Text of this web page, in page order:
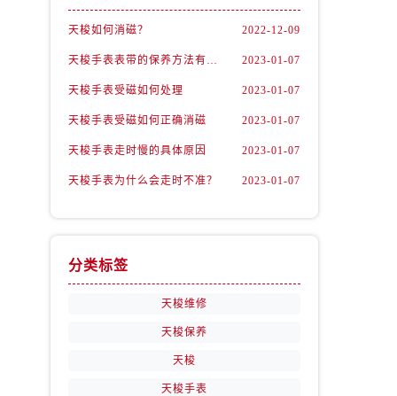
天梭如何消磁？ 2022-12-09
天梭手表表带的保养方法有哪些？ 2023-01-07
天梭手表受磁如何处理 2023-01-07
天梭手表受磁如何正确消磁 2023-01-07
天梭手表走时慢的具体原因 2023-01-07
天梭手表为什么会走时不准？ 2023-01-07
分类标签
天梭维修
天梭保养
天梭
天梭手表